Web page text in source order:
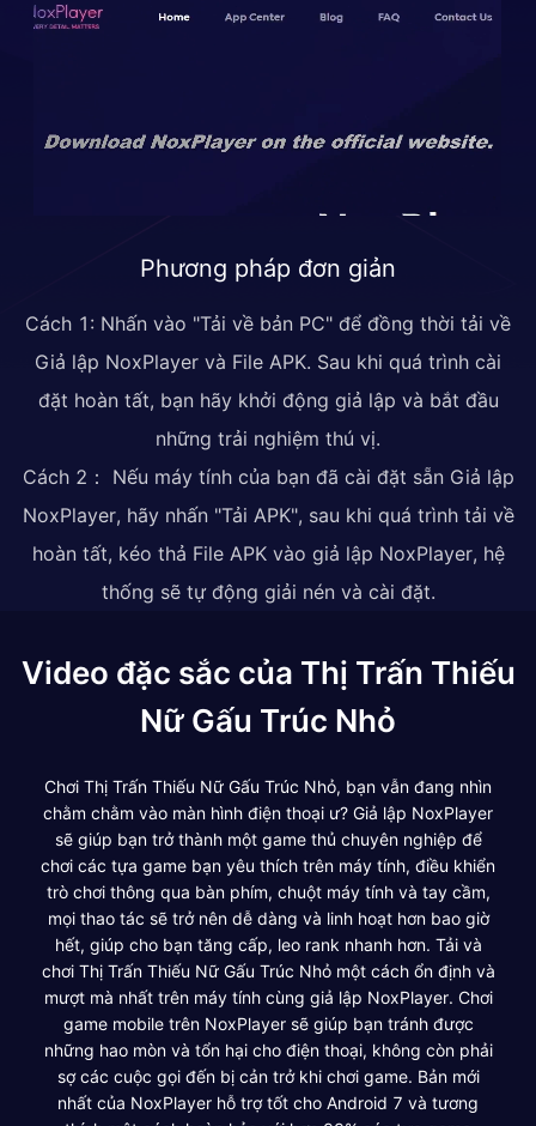
Phương pháp đơn giản
Cách 1: Nhấn vào "Tải về bản PC" để đồng thời tải về
Giả lập NoxPlayer và File APK. Sau khi quá trình cài
đặt hoàn tất, bạn hãy khởi động giả lập và bắt đầu
những trải nghiệm thú vị.
Cách 2： Nếu máy tính của bạn đã cài đặt sẵn Giả lập
NoxPlayer, hãy nhấn "Tải APK", sau khi quá trình tải về
hoàn tất, kéo thả File APK vào giả lập NoxPlayer, hệ
thống sẽ tự động giải nén và cài đặt.
Video đặc sắc của Thị Trấn Thiếu
Nữ Gấu Trúc Nhỏ
Chơi Thị Trấn Thiếu Nữ Gấu Trúc Nhỏ, bạn vẫn đang nhìn
chằm chằm vào màn hình điện thoại ư? Giả lập NoxPlayer
sẽ giúp bạn trở thành một game thủ chuyên nghiệp để
chơi các tựa game bạn yêu thích trên máy tính, điều khiển
trò chơi thông qua bàn phím, chuột máy tính và tay cầm,
mọi thao tác sẽ trở nên dễ dàng và linh hoạt hơn bao giờ
hết, giúp cho bạn tăng cấp, leo rank nhanh hơn. Tải và
chơi Thị Trấn Thiếu Nữ Gấu Trúc Nhỏ một cách ổn định và
mượt mà nhất trên máy tính cùng giả lập NoxPlayer. Chơi
game mobile trên NoxPlayer sẽ giúp bạn tránh được
những hao mòn và tổn hại cho điện thoại, không còn phải
sợ các cuộc gọi đến bị cản trở khi chơi game. Bản mới
nhất của NoxPlayer hỗ trợ tốt cho Android 7 và tương